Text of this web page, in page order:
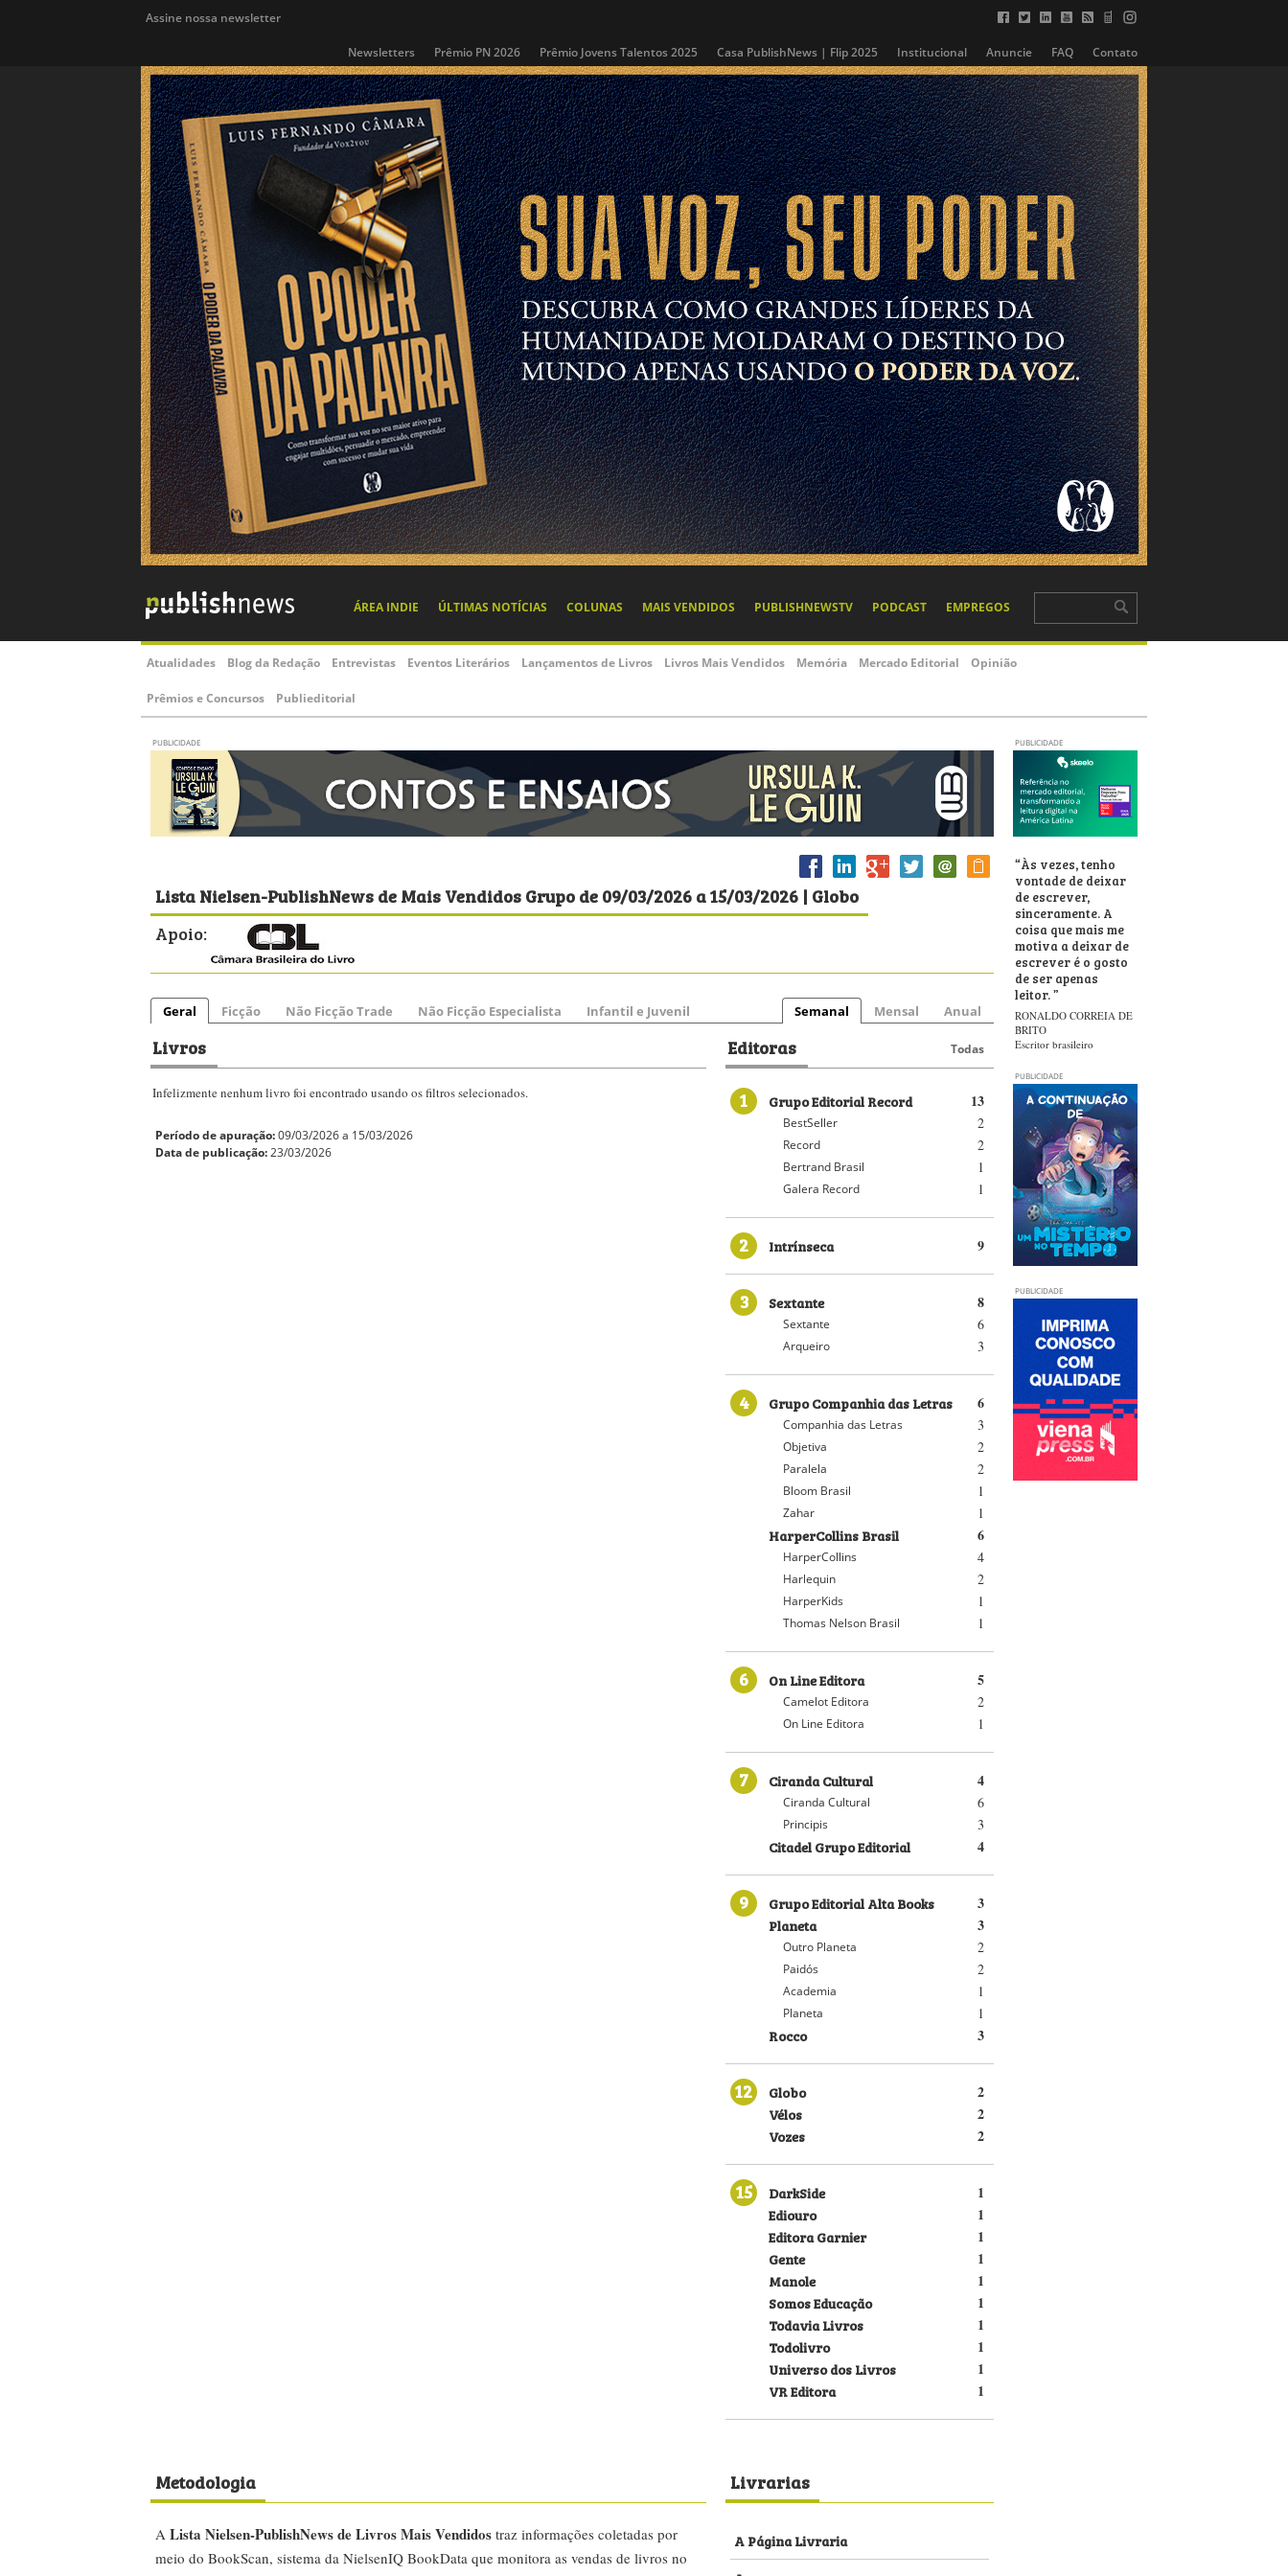
Assine nossa newsletter
Newsletters Prêmio PN 2026 Prêmio Jovens Talentos 2025 Casa PublishNews | Flip 2025 Institucional Anuncie FAQ Contato
ÁREA INDIE ÚLTIMAS NOTÍCIAS COLUNAS MAIS VENDIDOS PUBLISHNEWSTV PODCAST EMPREGOS
Atualidades Blog da Redação Entrevistas Eventos Literários Lançamentos de Livros Livros Mais Vendidos Memória Mercado Editorial Opinião
Prêmios e Concursos Publieditorial
PUBLICIDADE PUBLICIDADE
Lista Nielsen-PublishNews de Mais Vendidos Grupo de 09/03/2026 a 15/03/2026 | Globo
Apoio:
Geral Ficção Não Ficção Trade Não Ficção Especialista Infantil e Juvenil Semanal Mensal Anual
Livros
Infelizmente nenhum livro foi encontrado usando os filtros selecionados.
Período de apuração:09/03/2026 a 15/03/2026
Data de publicação:23/03/2026
Editoras Todas
1 13
Grupo Editorial Record
2
BestSeller
2
Record
1
Bertrand Brasil
1
Galera Record
2 9
Intrínseca
3 8
Sextante
6
Sextante
3
Arqueiro
4 6
Grupo Companhia das Letras
3
Companhia das Letras
2
Objetiva
2
Paralela
1
Bloom Brasil
1
Zahar
6
HarperCollins Brasil
4
HarperCollins
2
Harlequin
1
HarperKids
1
Thomas Nelson Brasil
6 5
On Line Editora
2
Camelot Editora
1
On Line Editora
7 4
Ciranda Cultural
6
Ciranda Cultural
3
Principis
4
Citadel Grupo Editorial
9 3
Grupo Editorial Alta Books
3
Planeta
2
Outro Planeta
2
Paidós
1
Academia
1
Planeta
3
Rocco
12 2
Globo
2
Vélos
2
Vozes
15 1
DarkSide
1
Ediouro
1
Editora Garnier
1
Gente
1
Manole
1
Somos Educação
1
Todavia Livros
1
Todolivro
1
Universo dos Livros
1
VR Editora
Metodologia
A Lista Nielsen-PublishNews de Livros Mais Vendidos traz informações coletadas por
meio do BookScan, sistema da NielsenIQ BookData que monitora as vendas de livros no
Livrarias
A Página Livraria
“Às vezes, tenho
vontade de deixar
de escrever,
sinceramente. A
coisa que mais me
motiva a deixar de
escrever é o gosto
de ser apenas
leitor.”
RONALDO CORREIA DE
BRITO
Escritor brasileiro
PUBLICIDADE
PUBLICIDADE